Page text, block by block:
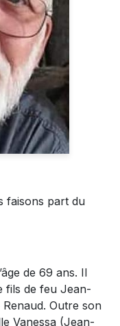
faisons part du
de 69 ans. Il
fils de feu Jean-
Renaud. Outre son
Vanessa (Jean-